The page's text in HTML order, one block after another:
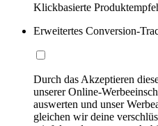
Klickbasierte
Erweitertes Conversion-
Durch das Akzeptieren
unserer Online-
auswerten und unser
gleichen wir deine